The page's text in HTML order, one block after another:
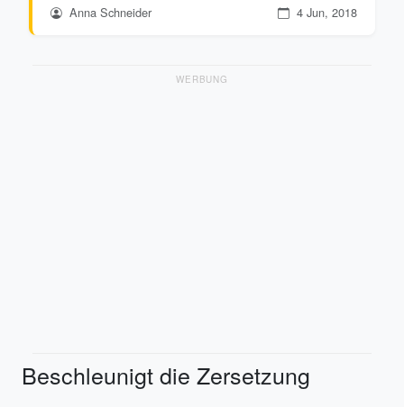
Anna Schneider 4 Jun, 2018
WERBUNG
Beschleunigt die Zersetzung